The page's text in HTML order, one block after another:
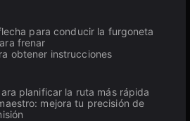
para conducir la furgoneta
frenar
obtener instrucciones
planificar la ruta más rápida
mejora tu precisión de